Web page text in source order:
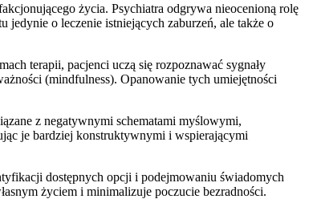
życia. Psychiatra odgrywa nieocenioną rolę
jedynie o leczenie istniejących zaburzeń, ale także o
terapii, pacjenci uczą się rozpoznawać sygnały
(mindfulness). Opanowanie tych umiejętności
z negatywnymi schematami myślowymi,
je bardziej konstruktywnymi i wspierającymi
dostępnych opcji i podejmowaniu świadomych
życiem i minimalizuje poczucie bezradności.